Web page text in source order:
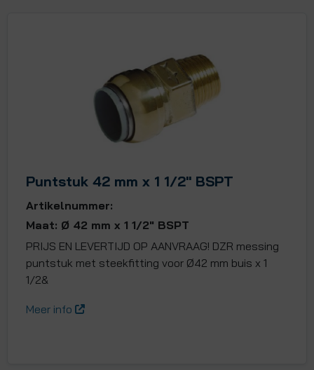
Puntstuk 42 mm x 1 1/2" BSPT
Artikelnummer:
Maat: Ø 42 mm x 1 1/2" BSPT
PRIJS EN LEVERTIJD OP AANVRAAG! DZR messing
puntstuk met steekfitting voor Ø42 mm buis x 1
1/2&
Meer info